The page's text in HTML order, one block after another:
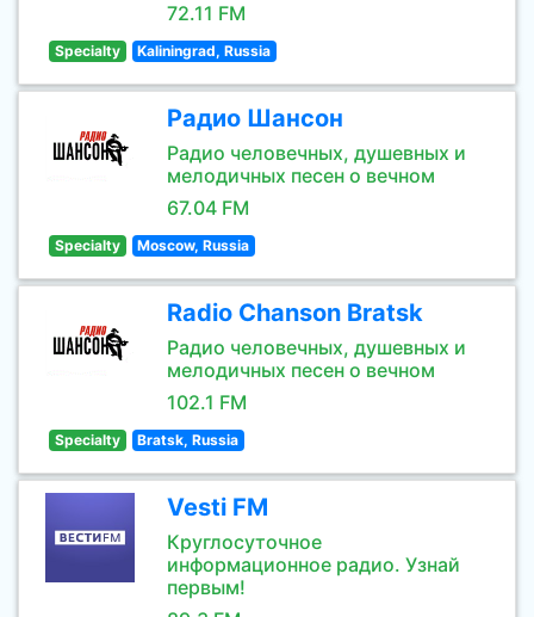
72.11 FM
Specialty Kaliningrad, Russia
Радио Шансон
Радио человечных, душевных и
мелодичных песен о вечном
67.04 FM
Specialty Moscow, Russia
Radio Chanson Bratsk
Радио человечных, душевных и
мелодичных песен о вечном
102.1 FM
Specialty Bratsk, Russia
Vesti FM
Круглосуточное
информационное радио. Узнай
первым!